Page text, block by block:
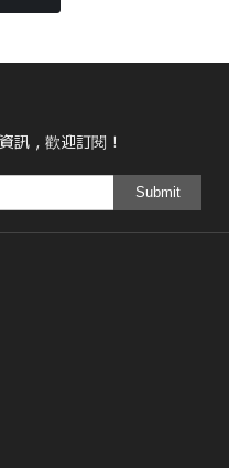
訊，歡迎訂閱！
Submit